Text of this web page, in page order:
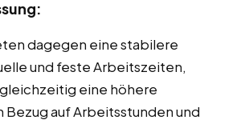
dagegen eine stabilere
und feste Arbeitszeiten,
eine höhere
auf Arbeitsstunden und